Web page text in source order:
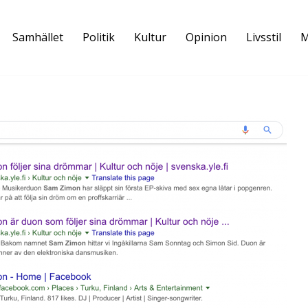
Samhället Politik Kultur Opinion Livsstil